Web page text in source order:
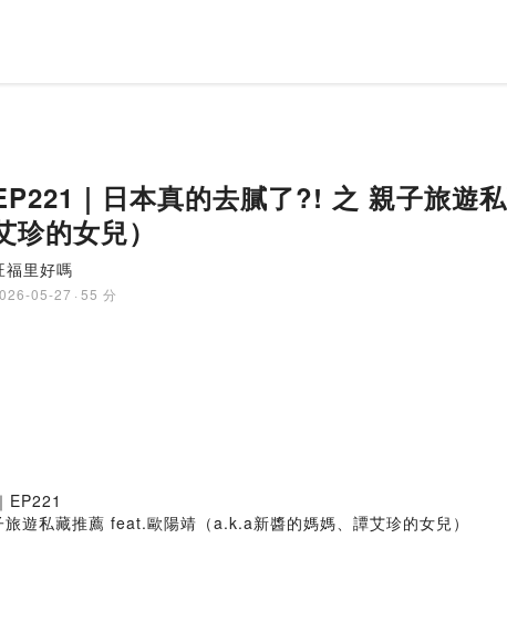
｜日本真的去膩了?! 之 親子旅遊
珍的女兒）
福里好嗎
05-27 · 55 分
EP221
遊私藏推薦 feat.歐陽靖（a.k.a新醬的媽媽、譚艾珍的女兒）